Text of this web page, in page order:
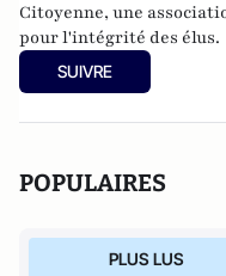
Citoyenne, une
pour l'intégrité des élus.
SUIVRE
POPULAIRES
PLUS LUS